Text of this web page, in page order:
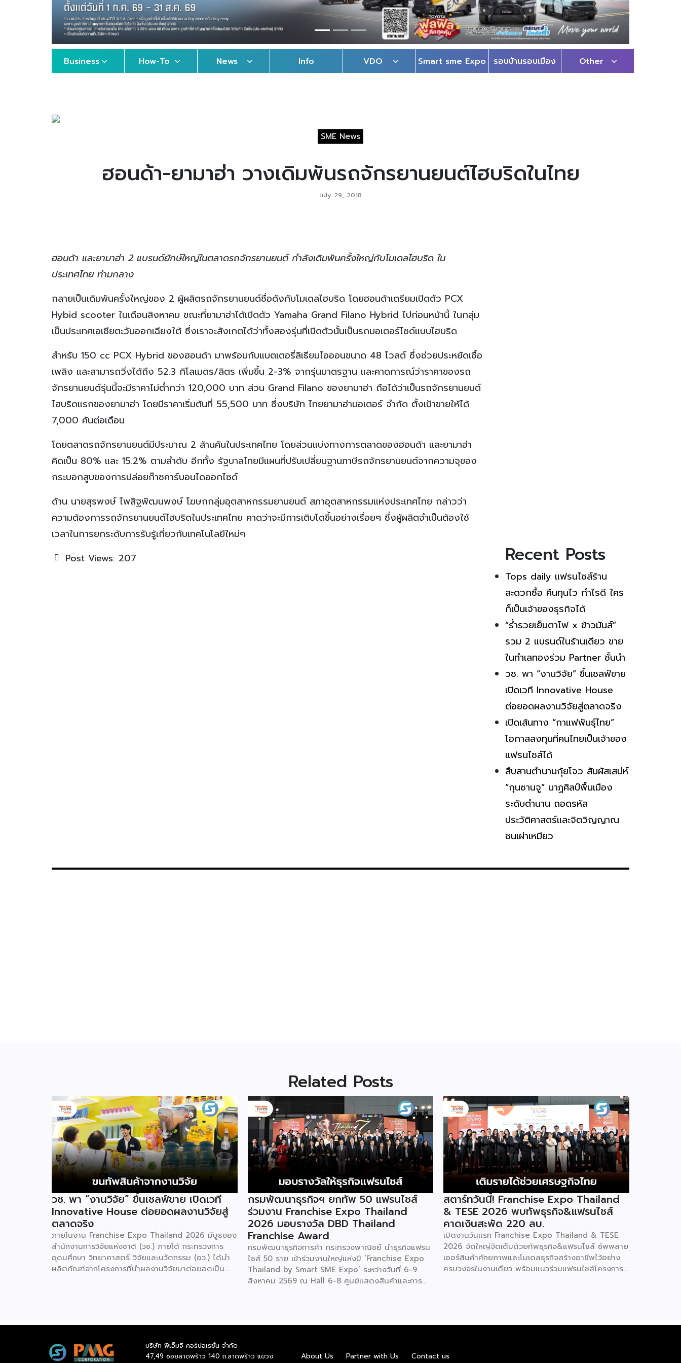
Business How-To News Info VDO Smart sme Expo รอบบ้านรอบเมือง Other
SME News
ฮอนด้า-ยามาฮ่า วางเดิมพันรถจักรยานยนต์ไฮบริดในไทย
July 29, 2018
ฮอนด้า และยามาฮ่า 2 แบรนด์ยักษ์ใหญ่ในตลาดรถจักรยานยนต์ กำลังเดิมพันครั้งใหญ่กับโมเดลไฮบริด ใน
ประเทศไทย ท่ามกลาง
กลายเป็นเดิมพันครั้งใหญ่ของ 2 ผู้ผลิตรถจักรยานยนต์ชื่อดังกับโมเดลไฮบริด โดยฮอนด้าเตรียมเปิดตัว PCX
Hybid scooter ในเดือนสิงหาคม ขณะที่ยามาฮ่าได้เปิดตัว Yamaha Grand Filano Hybrid ไปก่อนหน้านี้ ในกลุ่ม
เป็นประเทศเอเชียตะวันออกเฉียงใต้ ซึ่งเราจะสังเกตได้ว่าทั้งสองรุ่นที่เปิดตัวนั้นเป็นรถมอเตอร์ไซด์แบบไฮบริด
สำหรับ 150 cc PCX Hybrid ของฮอนด้า มาพร้อมกับแบตเตอรี่ลิเธียมไอออนขนาด 48 โวลต์ ซึ่งช่วยประหยัดเชื้อ
เพลิง และสามารถวิ่งได้ถึง 52.3 กิโลเมตร/ลิตร เพิ่มขึ้น 2-3% จากรุ่นมาตรฐาน และคาดการณ์ว่าราคาของรถ
จักรยานยนต์รุ่นนี้จะมีราคาไม่ต่ำกว่า 120,000 บาท ส่วน Grand Filano ของยามาฮ่า ถือได้ว่าเป็นรถจักรยานยนต์
ไฮบริดแรกของยามาฮ่า โดยมีราคาเริ่มต้นที่ 55,500 บาท ซึ่งบริษัท ไทยยามาฮ่ามอเตอร์ จำกัด ตั้งเป้าขายให้ได้
7,000 คันต่อเดือน
โดยตลาดรถจักรยานยนต์มีประมาณ 2 ล้านคันในประเทศไทย โดยส่วนแบ่งทางการตลาดของฮอนด้า และยามาฮ่า
คิดเป็น 80% และ 15.2% ตามลำดับ อีกทั้ง รัฐบาลไทยมีแผนที่ปรับเปลี่ยนฐานภาษีรถจักรยานยนต์จากความจุของ
กระบอกสูบของการปล่อยก๊าซคาร์บอนไดออกไซด์
ด้าน นายสุรพงษ์ ไพสิฐพัฒนพงษ์ โฆษกกลุ่มอุตสาหกรรมยานยนต์ สภาอุตสาหกรรมแห่งประเทศไทย กล่าวว่า
ความต้องการรถจักรยานยนต์ไฮบริดในประเทศไทย คาดว่าจะมีการเติบโตขึ้นอย่างเรื่อยๆ ซึ่งผู้ผลิตจำเป็นต้องใช้
เวลาในการยกระดับการรับรู้เกี่ยวกับเทคโนโลยีใหม่ๆ
Post Views: 207 Recent Posts
Tops daily แฟรนไชส์ร้าน
สะดวกซื้อ คืนทุนไว กำไรดี ใคร
ก็เป็นเจ้าของธุรกิจได้
“ร่ำรวยเย็นตาโฟ x ข้าวมันส์”
รวม 2 แบรนด์ในร้านเดียว ขาย
ในทำเลทองร่วม Partner ชั้นนำ
วช. พา “งานวิจัย” ขึ้นเชลฟ์ขาย
เปิดเวที Innovative House
ต่อยอดผลงานวิจัยสู่ตลาดจริง
เปิดเส้นทาง “กาแฟพันธุ์ไทย”
โอกาสลงทุนที่คนไทยเป็นเจ้าของ
แฟรนไชส์ได้
สืบสานตำนานกุ้ยโจว สัมผัสเสน่ห์
“กุนซานจู” นาฏศิลป์พื้นเมือง
ระดับตำนาน ถอดรหัส
ประวัติศาสตร์และจิตวิญญาณ
ชนเผ่าเหมียว
Related Posts
วช. พา “งานวิจัย” ขึ้นเชลฟ์ขาย เปิดเวที
Innovative House ต่อยอดผลงานวิจัยสู่
ตลาดจริง
ภายในงาน Franchise Expo Thailand 2026 มีบูธของ
สำนักงานการวิจัยแห่งชาติ (วช.) ภายใต้ กระทรวงการ
อุดมศึกษา วิทยาศาสตร์ วิจัยและนวัตกรรม (อว.) ได้นำ
ผลิตภัณฑ์จากโครงการที่นำผลงานวิจัยมาต่อยอดเป็น
อาวุโส แน่นอนว่านี่เป็นหน่วยงานผู้อยู่เบื้องหลังงานวิจัย
ในบูธครั้งนี้เป็นส่วนหนึ่งของทุนที่ วช. สนับสนุนภายใต้ชุด
โครงการ Innovative House ซึ่งมีเป้าหมายชัดเจน คือ
กรมพัฒนาธุรกิจฯ ยกทัพ 50 แฟรนไชส์
ร่วมงาน Franchise Expo Thailand
2026 มอบรางวัล DBD Thailand
Franchise Award
กรมพัฒนาธุรกิจการค้า กระทรวงพาณิชย์ นำธุรกิจแฟรน
ไชส์ 50 ราย เข้าร่วมงานใหญ่แห่งปี ‘Franchise Expo
Thailand by Smart SME Expo’ ระหว่างวันที่ 6-9
สิงหาคม 2569 ณ Hall 6-8 ศูนย์แสดงสินค้าและการ
รมฯ นายพูนพงษ์ นัยนาภากรณ์ อธิบดีกรมพัฒนา
สมาร์ท เอสเอ็มอี เอ็กซ์โป (Franchise Expo Thailand
สตาร์ทวันนี้! Franchise Expo Thailand
& TESE 2026 พบทัพธุรกิจ&แฟรนไชส์
คาดเงินสะพัด 220 ลบ.
เปิดงานวันแรก Franchise Expo Thailand & TESE
2026 จัดใหญ่จัดเต็มด้วยทัพธุรกิจ&แฟรนไชส์ ซัพพลาย
เออร์สินค้าศักยภาพและโมเดลธุรกิจสร้างอาชีพไว้อย่าง
ครบวงจรในงานเดียว พร้อมแนวร่วมแฟรนไชส์โครงการ
ในงานด้วยสินเชื่อ และทำเลทองทั่วประเทศ พร้อมเสวนา
6-9 สิงหาคมนี้ ที่ฮอลล์ 6-8 อิมแพ็คเมืองทองธานี
บริษัท พีเอ็มจี คอร์ปอเรชั่น จำกัด
47,49 ซอยลาดพร้าว 140 ถ.ลาดพร้าว แขวง
About Us Partner with Us Contact us